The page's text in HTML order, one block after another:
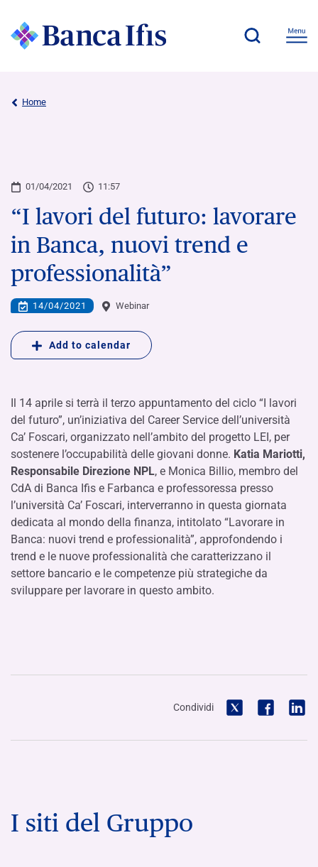
Home
01/04/2021 11:57
“I lavori del futuro: lavorare
in Banca, nuovi trend e
professionalità”
14/04/2021 Webinar
Add to calendar
Il 14 aprile si terrà il terzo appuntamento del ciclo “I lavori
del futuro”, un’iniziativa del Career Service dell’università
Ca’ Foscari, organizzato nell’ambito del progetto LEI, per
sostenere l’occupabilità delle giovani donne. Katia Mariotti,
Responsabile Direzione NPL, e Monica Billio, membro del
CdA di Banca Ifis e Farbanca e professoressa presso
l’università Ca’ Foscari, interverranno in questa giornata
dedicata al mondo della finanza, intitolato “Lavorare in
Banca: nuovi trend e professionalità”, approfondendo i
trend e le nuove professionalità che caratterizzano il
settore bancario e le competenze più strategiche da
sviluppare per lavorare in questo ambito.
Condividi
I siti del Gruppo